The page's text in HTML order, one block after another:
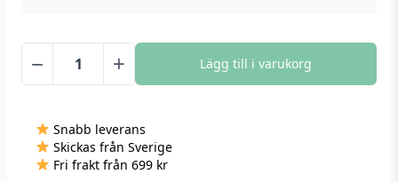
−
Usams
Snabbladdare
47W,
+ Lägg till i varukorg
Snabb leverans
Skickas från Sverige
Fri frakt från 699 kr